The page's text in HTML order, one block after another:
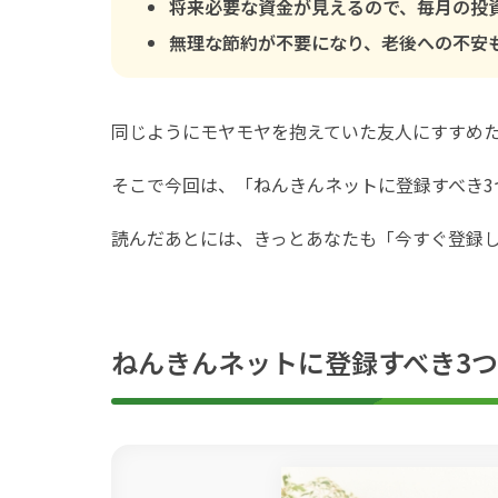
将来必要な資金が見えるので、毎月の投
無理な節約が不要になり、老後への不安
同じようにモヤモヤを抱えていた友人にすすめ
そこで今回は、「ねんきんネットに登録すべき
読んだあとには、きっとあなたも「今すぐ登録
ねんきんネットに登録すべき3